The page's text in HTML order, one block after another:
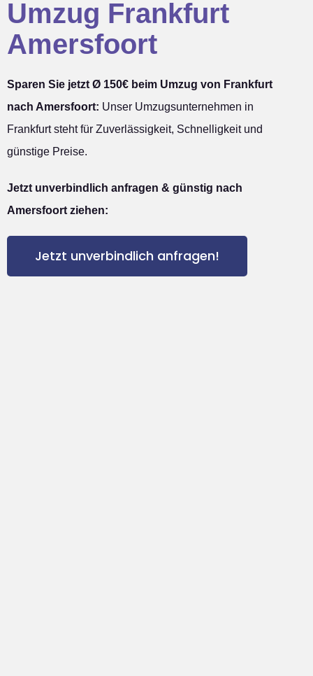
Umzug Frankfurt
Amersfoort
Sparen Sie jetzt Ø 150€ beim Umzug von Frankfurt
nach Amersfoort: Unser Umzugsunternehmen in
Frankfurt steht für Zuverlässigkeit, Schnelligkeit und
günstige Preise.
Jetzt unverbindlich anfragen & günstig nach
Amersfoort ziehen:
Jetzt unverbindlich anfragen!